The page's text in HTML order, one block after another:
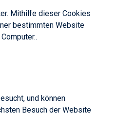
Mithilfe dieser Cookies
bestimmten Website
und können
Besuch der Website